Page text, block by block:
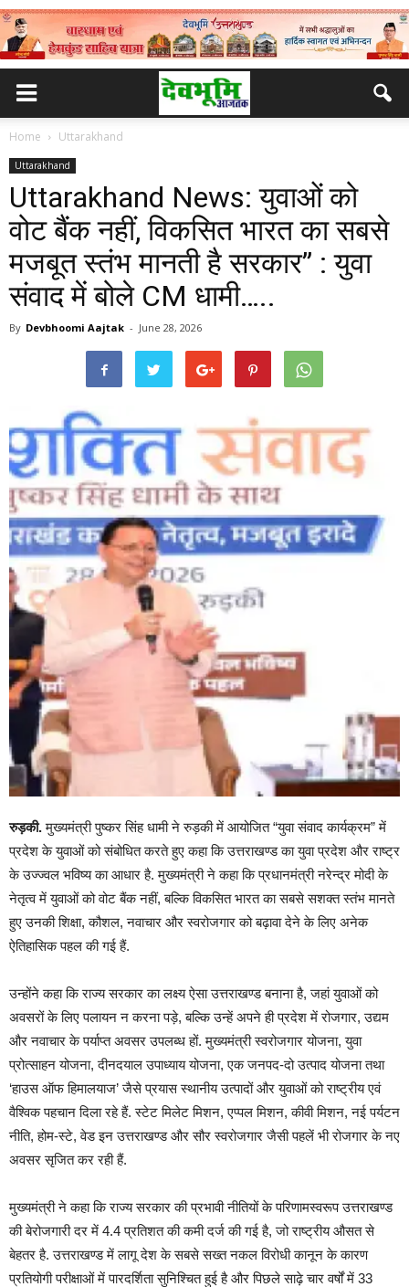
Home Uttarakhand
Uttarakhand
Uttarakhand News: युवाओं को
वोट बैंक नहीं, विकसित भारत का सबसे
मजबूत स्तंभ मानती है सरकार” : युवा
संवाद में बोले CM धामी…..
By Devbhoomi Aajtak - June 28, 2026
रुड़की.मुख्यमंत्री पुष्कर सिंह धामी ने रुड़की में आयोजित “युवा संवाद कार्यक्रम” में
प्रदेश के युवाओं को संबोधित करते हुए कहा कि उत्तराखण्ड का युवा प्रदेश और राष्ट्र
के उज्ज्वल भविष्य का आधार है. मुख्यमंत्री ने कहा कि प्रधानमंत्री नरेन्द्र मोदी के
नेतृत्व में युवाओं को वोट बैंक नहीं, बल्कि विकसित भारत का सबसे सशक्त स्तंभ मानते
हुए उनकी शिक्षा, कौशल, नवाचार और स्वरोजगार को बढ़ावा देने के लिए अनेक
ऐतिहासिक पहल की गई हैं.
उन्होंने कहा कि राज्य सरकार का लक्ष्य ऐसा उत्तराखण्ड बनाना है, जहां युवाओं को
अवसरों के लिए पलायन न करना पड़े, बल्कि उन्हें अपने ही प्रदेश में रोजगार, उद्यम
और नवाचार के पर्याप्त अवसर उपलब्ध हों. मुख्यमंत्री स्वरोजगार योजना, युवा
प्रोत्साहन योजना, दीनदयाल उपाध्याय योजना, एक जनपद-दो उत्पाद योजना तथा
‘हाउस ऑफ हिमालयाज’ जैसे प्रयास स्थानीय उत्पादों और युवाओं को राष्ट्रीय एवं
वैश्विक पहचान दिला रहे हैं. स्टेट मिलेट मिशन, एप्पल मिशन, कीवी मिशन, नई पर्यटन
नीति, होम-स्टे, वेड इन उत्तराखण्ड और सौर स्वरोजगार जैसी पहलें भी रोजगार के नए
अवसर सृजित कर रही हैं.
मुख्यमंत्री ने कहा कि राज्य सरकार की प्रभावी नीतियों के परिणामस्वरूप उत्तराखण्ड
की बेरोजगारी दर में 4.4 प्रतिशत की कमी दर्ज की गई है, जो राष्ट्रीय औसत से
बेहतर है. उत्तराखण्ड में लागू देश के सबसे सख्त नकल विरोधी कानून के कारण
प्रतियोगी परीक्षाओं में पारदर्शिता सुनिश्चित हुई है और पिछले साढ़े चार वर्षों में 33